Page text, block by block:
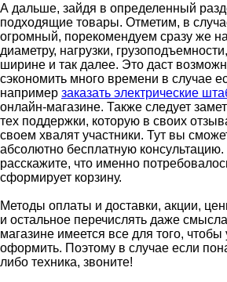
А дальше, зайдя в определенный
подходящие товары. Отметим, в
огромный, порекомендуем сразу же
диаметру, нагрузки,
ширине и так далее. Это даст
сэкономить много времени в случае
например заказать электрические
онлайн-магазине. Также следует
тех поддержки, которую в своих
своем хвалят участники. Тут вы
абсолютно бесплатную
расскажите, что именно
сформирует корзину.
Методы оплаты и доставки, акции,
и остальное перечислять даже
магазине имеется все для того,
оформить. Поэтому в случае если
либо техника, звоните!